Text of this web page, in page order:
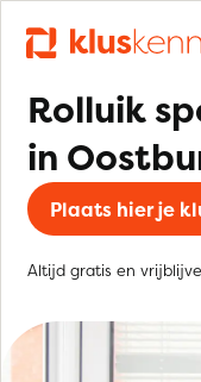
Rolluik
in
Plaats hier je
Altijd gratis en